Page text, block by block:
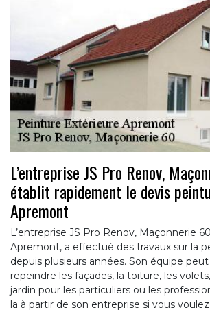
L’entreprise JS Pro Renov,
établit rapidement le devis
Apremont
L’entreprise JS Pro Renov, Maçonnerie
Apremont, a effectué des travaux sur la
depuis plusieurs années. Son équipe
repeindre les façades, la toiture, les
jardin pour les particuliers ou les
la à partir de son entreprise si vous